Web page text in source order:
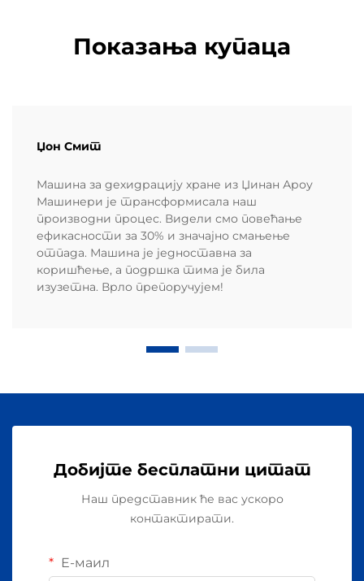
Показања купаца
Џон Смит
Машина за дехидрацију хране из Џинан Ароу
Машинери је трансформисала наш
производни процес. Видели смо повећање
ефикасности за 30% и значајно смањење
отпада. Машина је једноставна за
коришћење, а подршка тима је била
изузетна. Врло препоручујем!
Добијте бесплатни цитат
Наш представник ће вас ускоро
контактирати.
Е-маил